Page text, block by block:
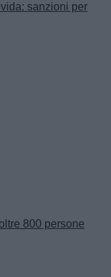
sanzioni per
800 persone